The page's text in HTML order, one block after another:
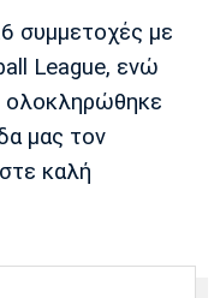
Μπάγερν
Μαρσέιγ
συμμετοχές με
League, ενώ
ολοκληρώθηκε
μας τον
καλή